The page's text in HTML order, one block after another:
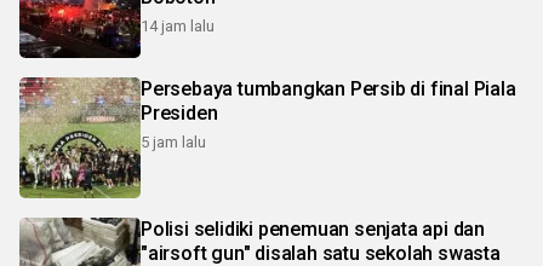
14 jam lalu
Persebaya tumbangkan Persib di final Piala
Presiden
5 jam lalu
Polisi selidiki penemuan senjata api dan
"airsoft gun" disalah satu sekolah swasta